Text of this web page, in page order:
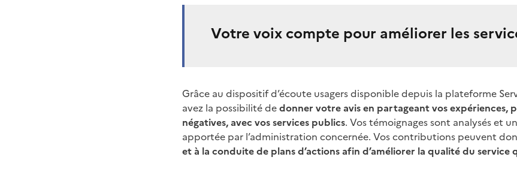
Votre voix compte pour améliorer les
Grâce au dispositif d’écoute usagers disponible depuis la plateforme
avez la possibilité dedonner votre avis en partageant vos expériences,
négatives, avec vos services publics. Vos témoignages sont analysés et
apportée par l’administration concernée. Vos contributions peuvent
et à la conduite de plans d’actions afin d’améliorer la qualité du service